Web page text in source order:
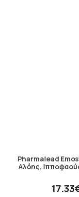
Pharmalead
Αλόης,